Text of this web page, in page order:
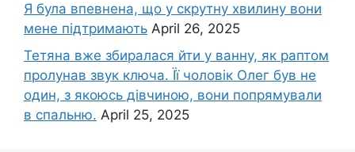
Я була впевнена, що у скрутну хвилину вони
мене підтримають April 26, 2025
Тетяна вже збиралася йти у ванну, як раптом
пролунав звук ключа. Її чоловік Олег був не
один, з якоюсь дівчиною, вони попрямували
в спальню. April 25, 2025